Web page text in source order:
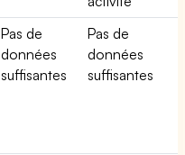
Pas de
données
suffisantes
Pas de
données
suffisantes